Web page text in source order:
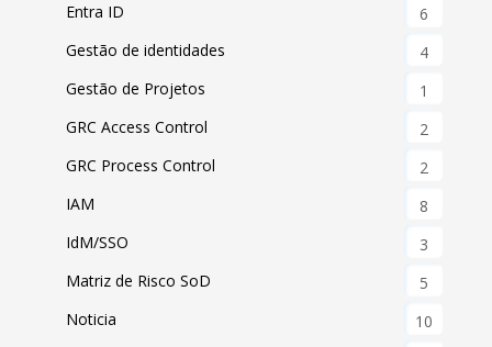
Entra ID
6
Gestão de identidades
4
Gestão de Projetos
1
GRC Access Control
2
GRC Process Control
2
IAM
8
IdM/SSO
3
Matriz de Risco SoD
5
Noticia
10